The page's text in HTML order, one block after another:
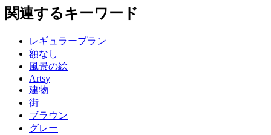
関連するキーワード
レギュラープラン
額なし
風景の絵
Artsy
建物
街
ブラウン
グレー